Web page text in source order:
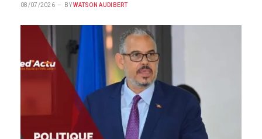
08/07/2026 BY WATSON AUDIBERT